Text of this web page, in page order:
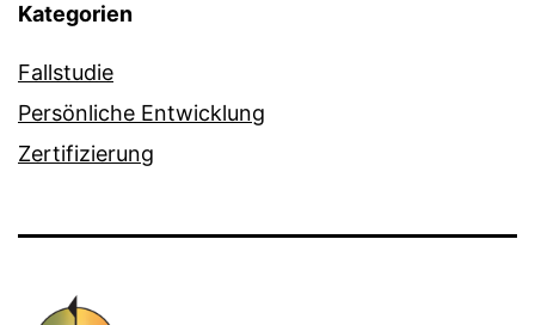
Kategorien
Fallstudie
Persönliche Entwicklung
Zertifizierung